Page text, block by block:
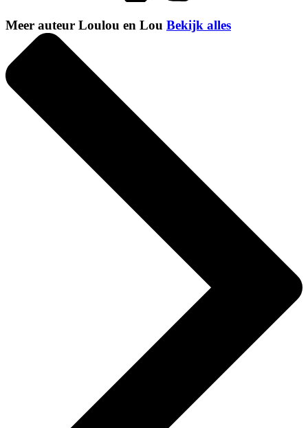
Meer auteur Loulou en Lou Bekijk alles